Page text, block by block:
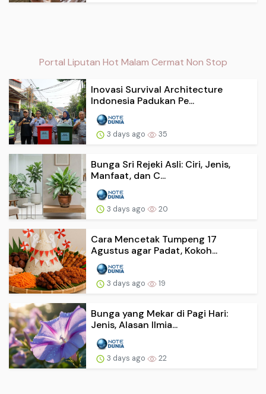
Portal Liputan Hot Malam Cermat Non Stop
Inovasi Survival Architecture
Indonesia Padukan Pe...
3 days ago 35
Bunga Sri Rejeki Asli: Ciri, Jenis,
Manfaat, dan C...
3 days ago 20
Cara Mencetak Tumpeng 17
Agustus agar Padat, Kokoh...
3 days ago 19
Bunga yang Mekar di Pagi Hari:
Jenis, Alasan Ilmia...
3 days ago 22